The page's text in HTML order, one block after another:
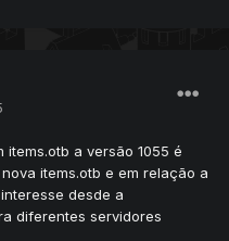
a versão 1055 é
items.otb e em relação a
desde a
diferentes servidores